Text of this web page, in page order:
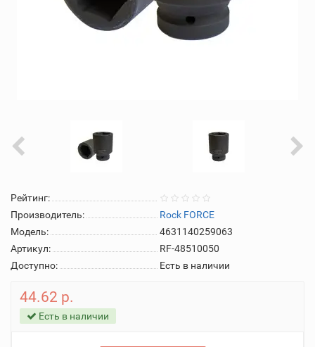
Рейтинг:
Производитель:
Rock FORCE
Модель:
4631140259063
Артикул:
RF-48510050
Доступно:
Есть в наличии
44.62 р.
Есть в наличии